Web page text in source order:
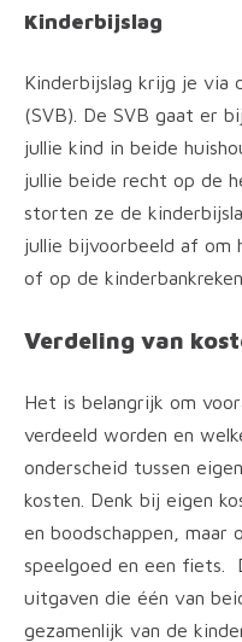
Hulp
Kinderbijslag
Kinderbijslag krijg je via
(SVB). De SVB gaat er
jullie kind in beide
jullie beide recht op de
storten ze de
jullie bijvoorbeeld af om
of op de
Verdeling van
Het is belangrijk om
verdeeld worden en
onderscheid tussen
kosten. Denk bij eigen
en boodschappen, maar
speelgoed en een fiets.
uitgaven die één van
gezamenlijk van de